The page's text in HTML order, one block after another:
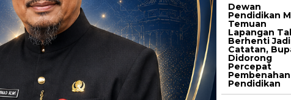
Dewan
Pendidikan
Temuan
Lapangan
Berhenti Jadi
Catatan,
Didorong
Percepat
Pembenahan
Pendidikan